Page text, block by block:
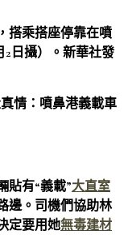
搭乘搭座停靠在噴
2日攝）。新華社發
情：噴鼻港義載車
貼有“義載”大直室
邊。司機們協助林
定要用她無毒建材